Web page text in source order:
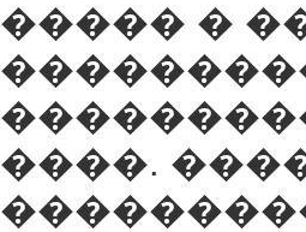
����� �
����.